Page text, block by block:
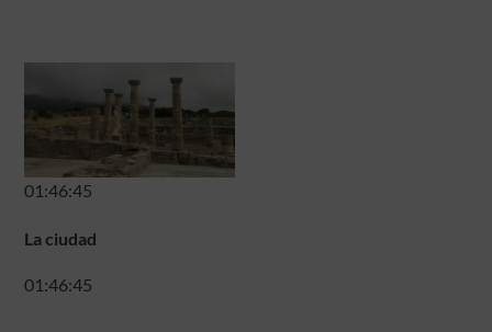
01:46:45
La ciudad
01:46:45